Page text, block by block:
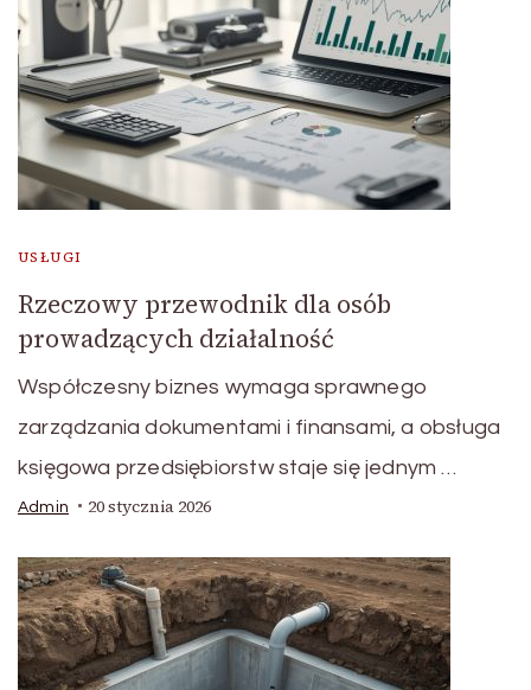
USŁUGI
Rzeczowy przewodnik dla osób
prowadzących działalność
Współczesny biznes wymaga sprawnego
zarządzania dokumentami i finansami, a obsługa
księgowa przedsiębiorstw staje się jednym …
Admin 20 stycznia 2026